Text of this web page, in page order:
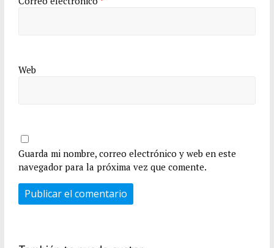
Web
Guarda mi nombre, correo electrónico y web en este
navegador para la próxima vez que comente.